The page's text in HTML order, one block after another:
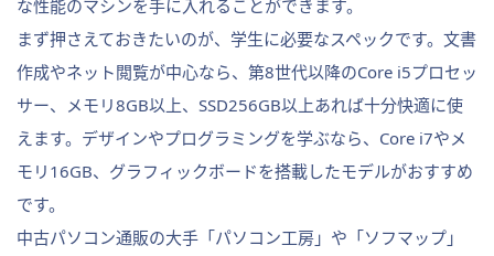
な性能のマシンを手に入れることができます。
まず押さえておきたいのが、学生に必要なスペックです。文書
作成やネット閲覧が中心なら、第8世代以降のCore i5プロセッ
サー、メモリ8GB以上、SSD256GB以上あれば十分快適に使
えます。デザインやプログラミングを学ぶなら、Core i7やメ
モリ16GB、グラフィックボードを搭載したモデルがおすすめ
です。
中古パソコン通販の大手「パソコン工房」や「ソフマップ」